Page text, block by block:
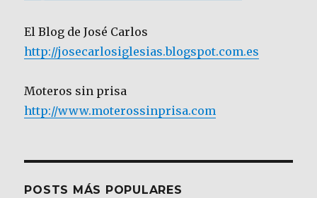
El Blog de José Carlos
http://josecarlosiglesias.blogspot.com.es
Moteros sin prisa
http://www.moterossinprisa.com
POSTS MÁS POPULARES